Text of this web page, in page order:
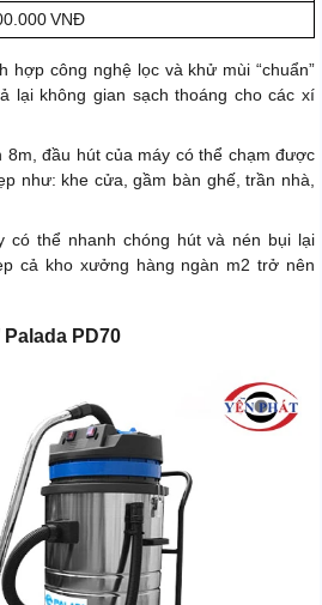
VNĐ
hợp công nghệ lọc và khử mùi “chuẩn”
lại không gian sạch thoáng cho các xí
8m, đầu hút của máy có thể chạm được
như: khe cửa, gầm bàn ghế, trần nhà,
có thể nhanh chóng hút và nén bụi lại
cả kho xưởng hàng ngàn m2 trở nên
PD70